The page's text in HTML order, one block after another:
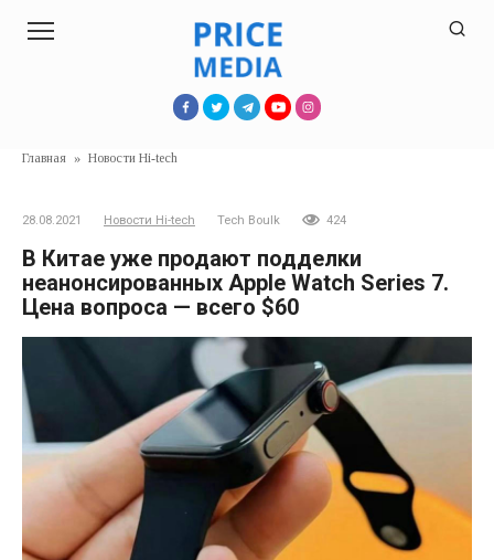
Главная » Новости Hi-tech
28.08.2021 Новости Hi-tech Tech Boulk 424
В Китае уже продают подделки
неанонсированных Apple Watch Series 7.
Цена вопроса — всего $60